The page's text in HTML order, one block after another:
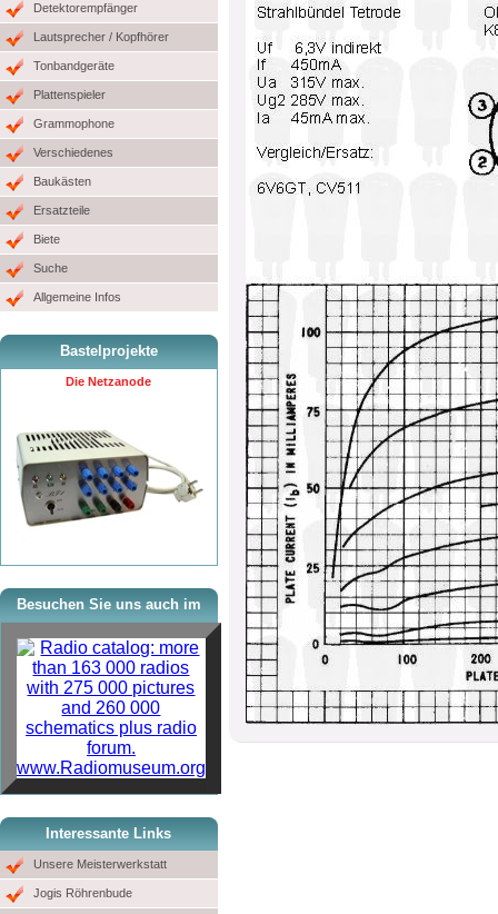
Detektorempfänger
Lautsprecher / Kopfhörer
Tonbandgeräte
Plattenspieler
Grammophone
Verschiedenes
Baukästen
Ersatzteile
Biete
Suche
Allgemeine Infos
Bastelprojekte
Die Netzanode
Besuchen Sie uns auch im
www.Radiomuseum.org
Interessante Links
Unsere Meisterwerkstatt
Jogis Röhrenbude